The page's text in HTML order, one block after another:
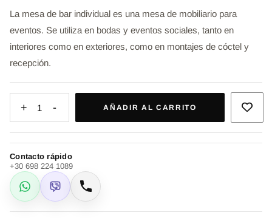
La mesa de bar individual es una mesa de mobiliario para
eventos. Se utiliza en bodas y eventos sociales, tanto en
interiores como en exteriores, como en montajes de cóctel y
recepción.
+ 1 - AÑADIR AL CARRITO
Contacto rápido
+30 698 224 1089
WhatsApp
Viber Llamar